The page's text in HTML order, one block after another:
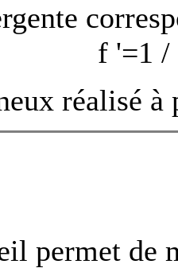
f '=1 /
réalisé à
permet de